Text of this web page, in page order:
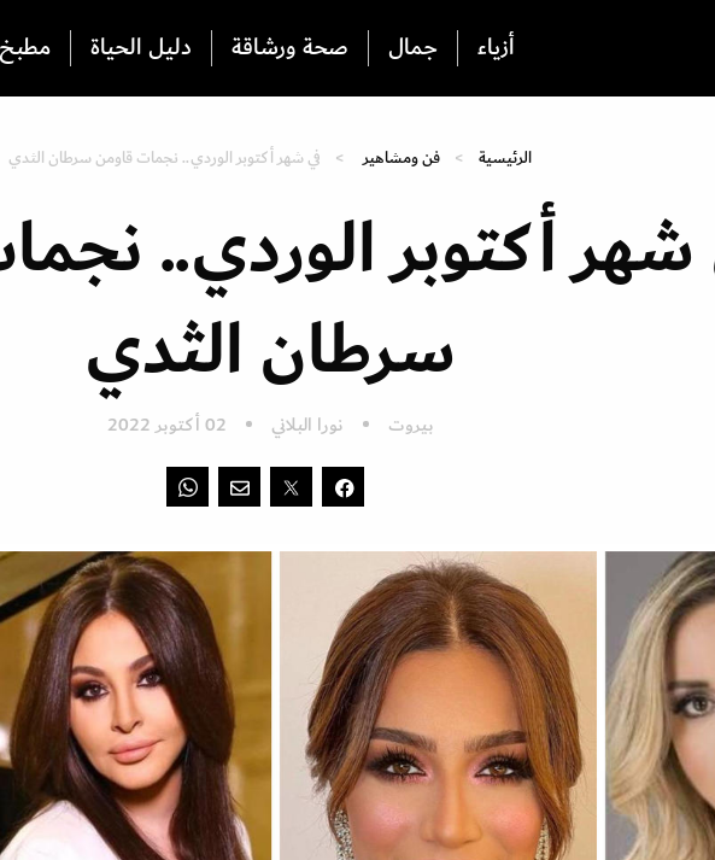
أزياء جمال صحة ورشاقة دليل الحياة
الرئيسية فن ومشاهير في شهر أكتوبر الوردي.. نجمات قاومن سرطان الثدي
شهر أكتوبر الوردي..
سرطان الثدي
بيروت نورا البلاني 02 أكتوبر 2022